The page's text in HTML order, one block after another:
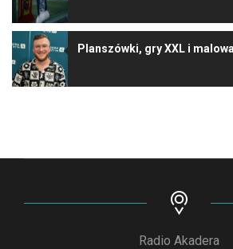
Planszówki, gry XXL i
Radio Akadera